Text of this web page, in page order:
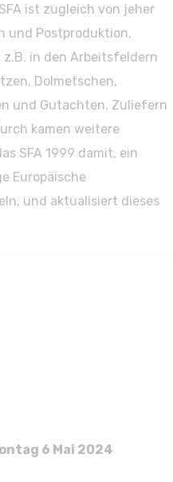
ist zugleich von jeher
und Postproduktion,
in den Arbeitsfeldern
Dolmetschen,
und Gutachten, Zuliefern
kamen weitere
SFA 1999 damit, ein
Europäische
und aktualisiert dieses
6 Mai 2024